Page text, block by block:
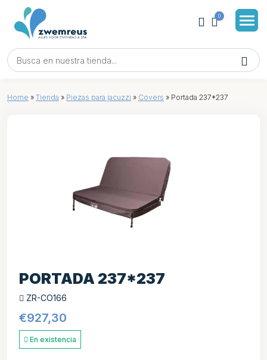
0
Home » Tienda » Piezas para jacuzzi » Covers » Portada 237*237
PORTADA 237*237
ZR-CO166
€927,30
En existencia